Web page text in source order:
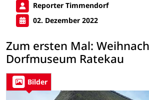
Reporter Timmendorf
02. Dezember 2022
Zum ersten Mal:
Dorfmuseum Ratekau
Bilder